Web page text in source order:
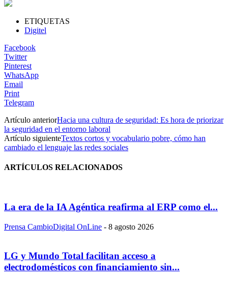
ETIQUETAS
Digitel
Facebook
Twitter
Pinterest
WhatsApp
Email
Print
Telegram
Artículo anteriorHacia una cultura de seguridad: Es hora de priorizar
la seguridad en el entorno laboral
Artículo siguienteTextos cortos y vocabulario pobre, cómo han
cambiado el lenguaje las redes sociales
ARTÍCULOS RELACIONADOS
La era de la IA Agéntica reafirma al ERP como el...
Prensa CambioDigital OnLine - 8 agosto 2026
LG y Mundo Total facilitan acceso a
electrodomésticos con financiamiento sin...